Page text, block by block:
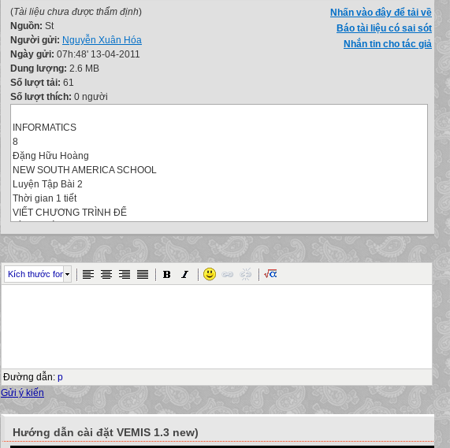
Nhấn vào đây để tải về
Báo tài liệu có sai sót
Nhắn tin cho tác giả
(Tài liệu chưa được thẩm định)
Nguồn: St
Người gửi: Nguyễn Xuân Hóa
Ngày gửi: 07h:48' 13-04-2011
Dung lượng: 2.6 MB
Số lượt tải: 61
Số lượt thích: 0 người
INFORMATICS
8
Đặng Hữu Hoàng
NEW SOUTH AMERICA SCHOOL
Luyện Tập Bài 2
Thời gian 1 tiết
VIẾT CHƯƠNG TRÌNH ĐỂ
EXERCISE 1A
Viết các biểu thức toán học sau đây dưới dạng biểu thức trong Pascal
EXERCISE 1B
Quan sát hình , hãy thực hiện các công việc sau:
Quan sát hình , hãy thực hiện các công việc sau:
Thực hiện:
Mở file mới với tên CT3.pas
Gõ chương trình như theo hình.
Dịch và chạy chương trình. Quan sát các kết quả nhận được và cho nhận xét về các kết quả đó.
Thêm các câu lệnh delay(5000) vào sau mỗi câu lệnh writeln trong chương trình trên. Dịch và
Kích thước font
Đường dẫn: p
Gửi ý kiến
Hướng dẫn cài đặt VEMIS 1.3 new)